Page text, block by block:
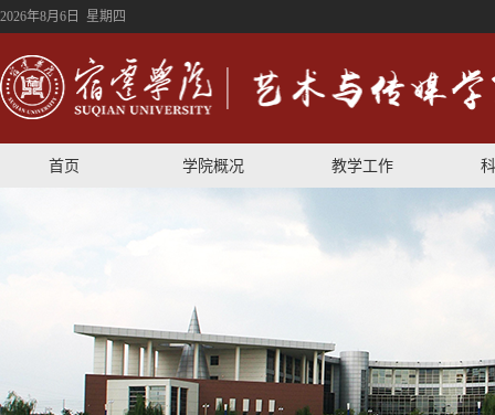
2026年8月6日 星期四
首页 学院概况 教学工作